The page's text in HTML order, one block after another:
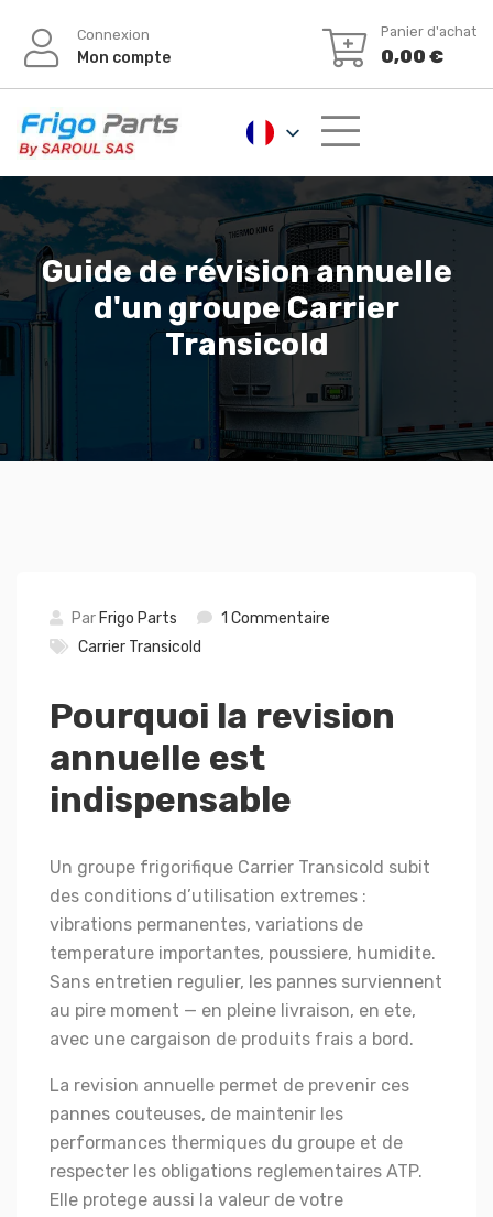
contenu
Connexion
Mon compte
Panier d'achat
0,00 €
Guide de révision annuelle
d'un groupe Carrier
Transicold
Par Frigo Parts
1 Commentaire
Carrier Transicold
Pourquoi la revision
annuelle est
indispensable
Un groupe frigorifique Carrier Transicold subit
des conditions d’utilisation extremes :
vibrations permanentes, variations de
temperature importantes, poussiere, humidite.
Sans entretien regulier, les pannes surviennent
au pire moment — en pleine livraison, en ete,
avec une cargaison de produits frais a bord.
La revision annuelle permet de prevenir ces
pannes couteuses, de maintenir les
performances thermiques du groupe et de
respecter les obligations reglementaires ATP.
Elle protege aussi la valeur de votre